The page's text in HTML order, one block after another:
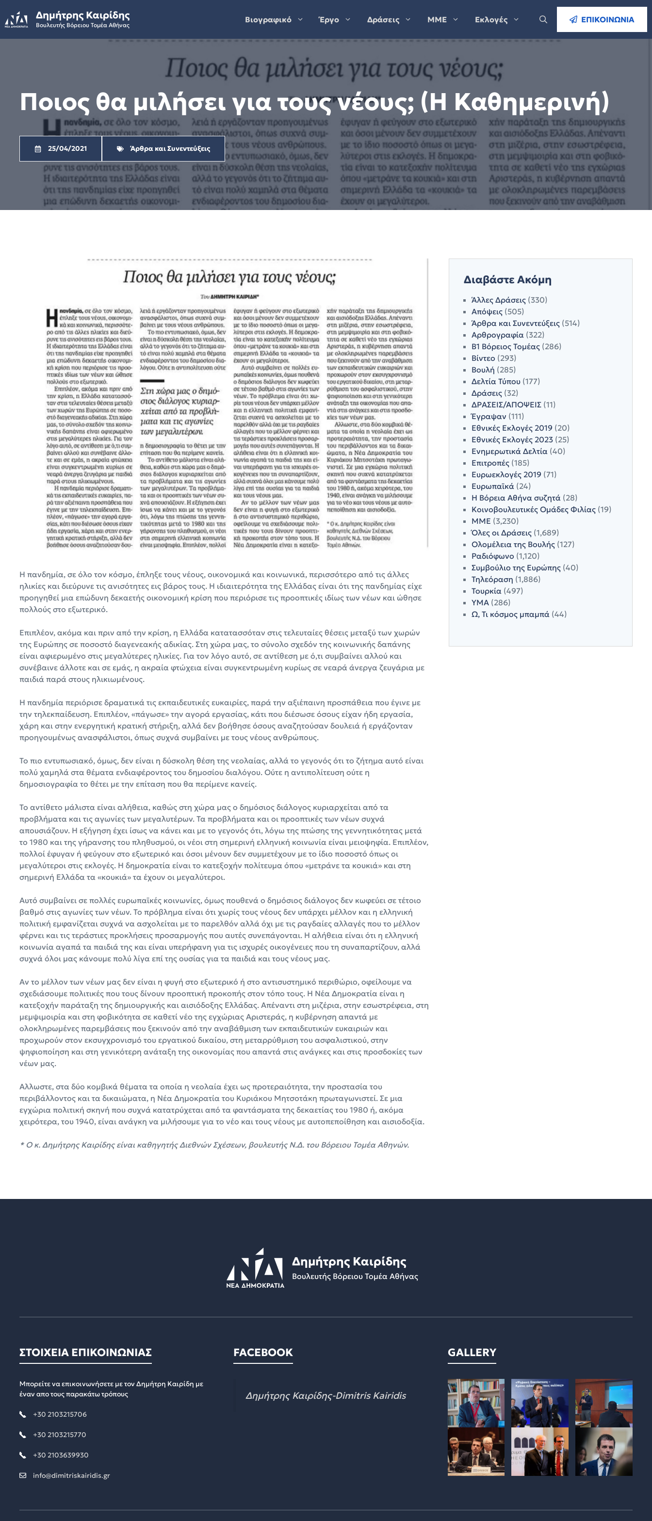
to
content
Δημήτρης Καιρίδης
Βουλευτής Βόρειου Τομέα Αθήνας
Βιογραφικό Έργο Δράσεις ΜΜΕ Εκλογές ΕΠΙΚΟΙΝΩΝΙΑ
Ποιος θα μιλήσει για τους νέους; (Η Καθημερινή)
25/04/2021 Άρθρα και Συνεντεύξεις
Η πανδημία, σε όλο τον κόσμο, έπληξε τους νέους, οικονομικά και κοινωνικά, περισσότερο από τις άλλες
ηλικίες και διεύρυνε τις ανισότητες εις βάρος τους. Η ιδιαιτερότητα της Ελλάδας είναι ότι της πανδημίας είχε
προηγηθεί μια επώδυνη δεκαετής οικονομική κρίση που περιόρισε τις προοπτικές ιδίως των νέων και ώθησε
πολλούς στο εξωτερικό.
Επιπλέον, ακόμα και πριν από την κρίση, η Ελλάδα κατατασσόταν στις τελευταίες θέσεις μεταξύ των χωρών
της Ευρώπης σε ποσοστό διαγενεακής αδικίας. Στη χώρα μας, το σύνολο σχεδόν της κοινωνικής δαπάνης
είναι αφιερωμένο στις μεγαλύτερες ηλικίες. Για τον λόγο αυτό, σε αντίθεση με ό,τι συμβαίνει αλλού και
συνέβαινε άλλοτε και σε εμάς, η ακραία φτώχεια είναι συγκεντρωμένη κυρίως σε νεαρά άνεργα ζευγάρια με
παιδιά παρά στους ηλικιωμένους.
Η πανδημία περιόρισε δραματικά τις εκπαιδευτικές ευκαιρίες, παρά την αξιέπαινη προσπάθεια που έγινε με
την τηλεκπαίδευση. Επιπλέον, «πάγωσε» την αγορά εργασίας, κάτι που διέσωσε όσους είχαν ήδη εργασία,
χάρη και στην ενεργητική κρατική στήριξη, αλλά δεν βοήθησε όσους αναζητούσαν δουλειά ή εργάζονταν
προηγουμένως ανασφάλιστοι, όπως συχνά συμβαίνει με τους νέους ανθρώπους.
Το πιο εντυπωσιακό, όμως, δεν είναι η δύσκολη θέση της νεολαίας, αλλά το γεγονός ότι το ζήτημα αυτό είναι
πολύ χαμηλά στα θέματα ενδιαφέροντος του δημοσίου διαλόγου. Ούτε η αντιπολίτευση ούτε η
δημοσιογραφία το θέτει με την επίταση που θα περίμενε κανείς.
Το αντίθετο μάλιστα είναι αλήθεια, καθώς στη χώρα μας ο δημόσιος διάλογος κυριαρχείται από τα
προβλήματα και τις αγωνίες των μεγαλυτέρων. Τα προβλήματα και οι προοπτικές των νέων συχνά
απουσιάζουν. Η εξήγηση έχει ίσως να κάνει και με το γεγονός ότι, λόγω της πτώσης της γεννητικότητας μετά
το 1980 και της γήρανσης του πληθυσμού, οι νέοι στη σημερινή ελληνική κοινωνία είναι μειοψηφία. Επιπλέον,
πολλοί έφυγαν ή φεύγουν στο εξωτερικό και όσοι μένουν δεν συμμετέχουν με το ίδιο ποσοστό όπως οι
μεγαλύτεροι στις εκλογές. Η δημοκρατία είναι το κατεξοχήν πολίτευμα όπου «μετράνε τα κουκιά» και στη
σημερινή Ελλάδα τα «κουκιά» τα έχουν οι μεγαλύτεροι.
Αυτό συμβαίνει σε πολλές ευρωπαϊκές κοινωνίες, όμως πουθενά ο δημόσιος διάλογος δεν κωφεύει σε τέτοιο
βαθμό στις αγωνίες των νέων. Το πρόβλημα είναι ότι χωρίς τους νέους δεν υπάρχει μέλλον και η ελληνική
πολιτική εμφανίζεται συχνά να ασχολείται με το παρελθόν αλλά όχι με τις ραγδαίες αλλαγές που το μέλλον
φέρνει και τις τεράστιες προκλήσεις προσαρμογής που αυτές συνεπάγονται. Η αλήθεια είναι ότι η ελληνική
κοινωνία αγαπά τα παιδιά της και είναι υπερήφανη για τις ισχυρές οικογένειες που τη συναπαρτίζουν, αλλά
συχνά όλοι μας κάνουμε πολύ λίγα επί της ουσίας για τα παιδιά και τους νέους μας.
Αν το μέλλον των νέων μας δεν είναι η φυγή στο εξωτερικό ή στο αντισυστημικό περιθώριο, οφείλουμε να
σχεδιάσουμε πολιτικές που τους δίνουν προοπτική προκοπής στον τόπο τους. Η Νέα Δημοκρατία είναι η
κατεξοχήν παράταξη της δημιουργικής και αισιόδοξης Ελλάδας. Απέναντι στη μιζέρια, στην εσωστρέφεια, στη
μεμψιμοιρία και στη φοβικότητα σε καθετί νέο της εγχώριας Αριστεράς, η κυβέρνηση απαντά με
ολοκληρωμένες παρεμβάσεις που ξεκινούν από την αναβάθμιση των εκπαιδευτικών ευκαιριών και
προχωρούν στον εκσυγχρονισμό του εργατικού δικαίου, στη μεταρρύθμιση του ασφαλιστικού, στην
ψηφιοποίηση και στη γενικότερη ανάταξη της οικονομίας που απαντά στις ανάγκες και στις προσδοκίες των
νέων μας.
Αλλωστε, στα δύο κομβικά θέματα τα οποία η νεολαία έχει ως προτεραιότητα, την προστασία του
περιβάλλοντος και τα δικαιώματα, η Νέα Δημοκρατία του Κυριάκου Μητσοτάκη πρωταγωνιστεί. Σε μια
εγχώρια πολιτική σκηνή που συχνά κατατρύχεται από τα φαντάσματα της δεκαετίας του 1980 ή, ακόμα
χειρότερα, του 1940, είναι ανάγκη να μιλήσουμε για το νέο και τους νέους με αυτοπεποίθηση και αισιοδοξία.
* Ο κ. Δημήτρης Καιρίδης είναι καθηγητής Διεθνών Σχέσεων, βουλευτής Ν.Δ. του Βόρειου Τομέα Αθηνών.
Διαβάστε Ακόμη
Άλλες Δράσεις(330)
Απόψεις(505)
Άρθρα και Συνεντεύξεις(514)
Αρθρογραφία(322)
Β1 Βόρειος Τομέας(286)
Βίντεο (293)
Βουλή (285)
Δελτία Τύπου(177)
Δράσεις(32)
ΔΡΑΣΕΙΣ/ΑΠΟΨΕΙΣ(11)
Έγραψαν (111)
Εθνικές Εκλογές 2019 (20)
Εθνικές Εκλογές 2023(25)
Ενημερωτικά Δελτία(40)
Επιτροπές(185)
Ευρωεκλογές 2019 (71)
Ευρωπαϊκά(24)
Η Βόρεια Αθήνα συζητά(28)
Κοινοβουλευτικές Ομάδες Φιλίας(19)
ΜΜΕ (3,230)
Όλες οι Δράσεις(1,689)
Ολομέλεια της Βουλής(127)
Ραδιόφωνο (1,120)
Συμβούλιο της Ευρώπης(40)
Τηλεόραση (1,886)
Τουρκία(497)
ΥΜΑ(286)
Ω, Τι κόσμος μπαμπά(44)
Δημήτρης Καιρίδης
Βουλευτής Βόρειου Τομέα Αθήνας
ΣΤΟΙΧΕΙΑ ΕΠΙΚΟΙΝΩΝΙΑΣ
Μπορείτε να επικοινωνήσετε με τον Δημήτρη Καιρίδη με
έναν απο τους παρακάτω τρόπους
+30 2103215706
+30 2103215770
+30 2103639930
info@dimitriskairidis.gr
FACEBOOK
Δημήτρης Καιρίδης-Dimitris Kairidis
GALLERY